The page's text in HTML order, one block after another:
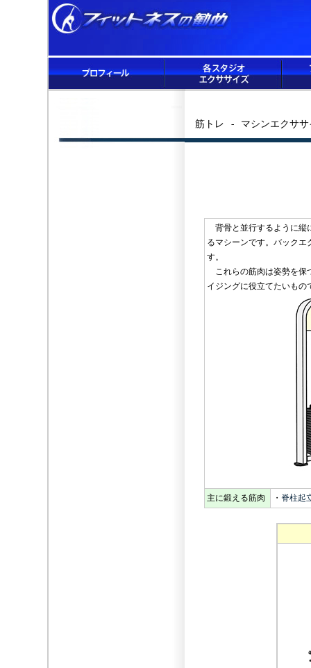
筋トレ - マシンエクサ
背骨と並行するように縦
るマシーンです。バック
す。
これらの筋肉は姿勢を保
イジングに役立てたいもの
主に鍛える筋肉 ・ 脊柱起